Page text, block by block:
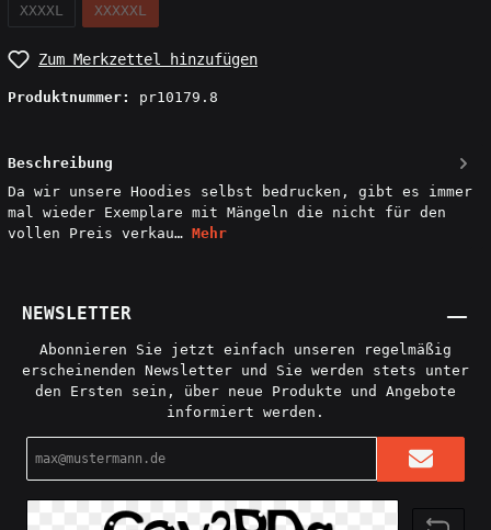
XXXXL XXXXXL
Zum Merkzettel hinzufügen
Produktnummer: pr10179.8
Beschreibung
Da wir unsere Hoodies selbst bedrucken, gibt es immer
mal wieder Exemplare mit Mängeln die nicht für den
vollen Preis verkau… Mehr
NEWSLETTER
Abonnieren Sie jetzt einfach unseren regelmäßig
erscheinenden Newsletter und Sie werden stets unter
den Ersten sein, über neue Produkte und Angebote
informiert werden.
Adresse*